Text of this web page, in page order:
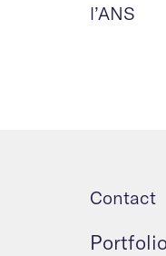
l’ANS
Contact